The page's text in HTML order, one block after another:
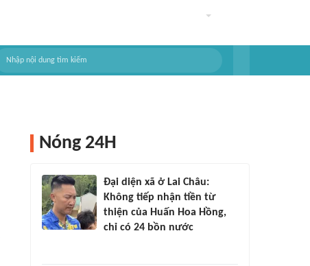
Nóng 24H
Đại diện xã ở Lai Châu:
Không tiếp nhận tiền từ
thiện của Huấn Hoa Hồng,
chỉ có 24 bồn nước